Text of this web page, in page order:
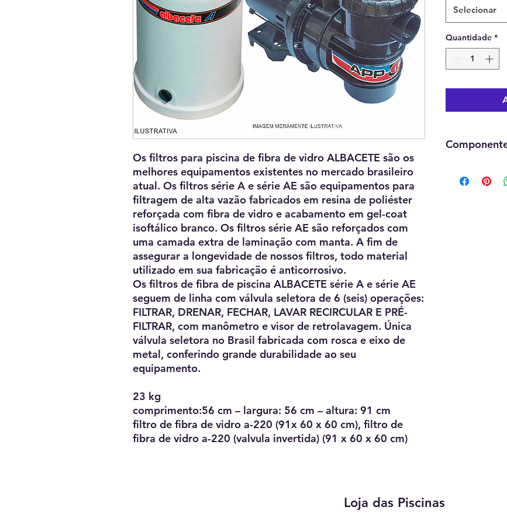
Os filtros para piscina de fibra de vidro ALBACETE são os
melhores equipamentos existentes no mercado brasileiro
atual. Os filtros série A e série AE são equipamentos para
filtragem de alta vazão fabricados em resina de poliéster
reforçada com fibra de vidro e acabamento em gel-coat
isoftálico branco. Os filtros série AE são reforçados com
uma camada extra de laminação com manta. A fim de
assegurar a longevidade de nossos filtros, todo material
utilizado em sua fabricação é anticorrosivo.
Os filtros de fibra de piscina ALBACETE série A e série AE
seguem de linha com válvula seletora de 6 (seis) operações:
FILTRAR, DRENAR, FECHAR, LAVAR RECIRCULAR E PRÉ-
FILTRAR, com manômetro e visor de retrolavagem. Única
válvula seletora no Brasil fabricada com rosca e eixo de
metal, conferindo grande durabilidade ao seu
equipamento.
23 kg
comprimento:56 cm – largura: 56 cm – altura: 91 cm
filtro de fibra de vidro a-220 (91x 60 x 60 cm), filtro de
fibra de vidro a-220 (valvula invertida) (91 x 60 x 60 cm)
Selecionar
Quantidade *
Tubulação
Loja das Piscinas